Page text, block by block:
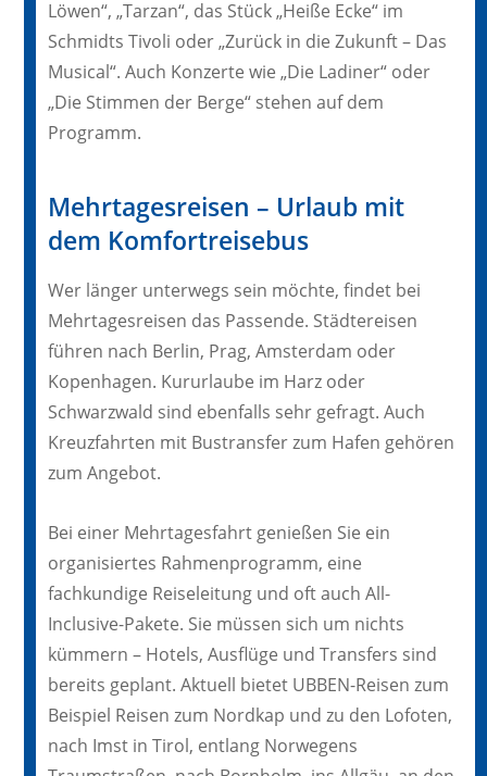
Löwen“, „Tarzan“, das Stück „Heiße Ecke“ im
Schmidts Tivoli oder „Zurück in die Zukunft – Das
Musical“. Auch Konzerte wie „Die Ladiner“ oder
„Die Stimmen der Berge“ stehen auf dem
Programm.
Mehrtagesreisen – Urlaub mit
dem Komfortreisebus
Wer länger unterwegs sein möchte, findet bei
Mehrtagesreisen das Passende. Städtereisen
führen nach Berlin, Prag, Amsterdam oder
Kopenhagen. Kururlaube im Harz oder
Schwarzwald sind ebenfalls sehr gefragt. Auch
Kreuzfahrten mit Bustransfer zum Hafen gehören
zum Angebot.
Bei einer Mehrtagesfahrt genießen Sie ein
organisiertes Rahmenprogramm, eine
fachkundige Reiseleitung und oft auch All-
Inclusive-Pakete. Sie müssen sich um nichts
kümmern – Hotels, Ausflüge und Transfers sind
bereits geplant. Aktuell bietet UBBEN-Reisen zum
Beispiel Reisen zum Nordkap und zu den Lofoten,
nach Imst in Tirol, entlang Norwegens